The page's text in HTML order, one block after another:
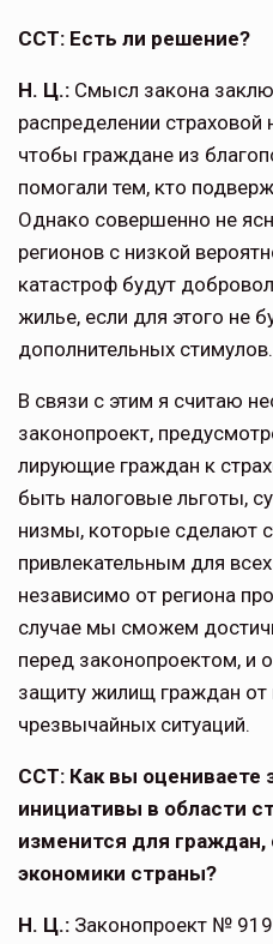
ССТ: Есть ли решение?
Н. Ц.: Смысл закона
распределении стра­ховой
чтобы граждане из
помогали тем, кто
Однако совершенно не
регионов с низкой
катастроф будут
жилье, если для этого не
дополнительных стимулов.
В связи с этим я считаю
законопроект,
лирующие граждан к
быть налоговые льготы,
низмы, которые сделают
привлекательным для
независимо от региона
случае мы сможем
перед законопроектом, и
защиту жилищ граждан от
чрезвычайных ситуаций.
ССТ: Как вы оцениваете
инициативы в области
изменится для
экономики страны?
Н. Ц.: Законопроект №